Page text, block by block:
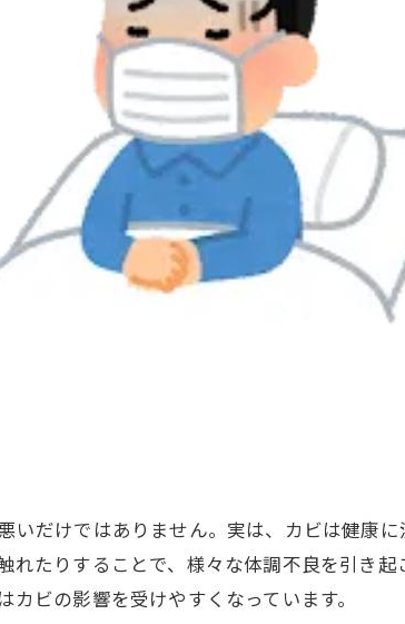
だけではありません。実は、カビは健康
れたりすることで、様々な体調不良を引き
ビの影響を受けやすくなっています。